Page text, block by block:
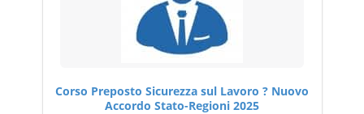
Corso Preposto Sicurezza sul Lavoro ? Nuovo
Accordo Stato-Regioni 2025